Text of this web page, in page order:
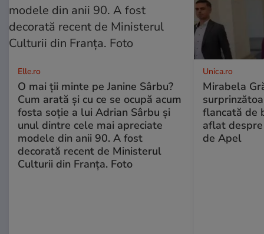
Elle.ro
O mai ții minte pe Janine Sârbu?
Cum arată și cu ce se ocupă acum
fosta soție a lui Adrian Sârbu și
unul dintre cele mai apreciate
modele din anii 90. A fost
decorată recent de Ministerul
Culturii din Franța. Foto
Unica.ro
Mirabela
flancată de
aflat
de Apel